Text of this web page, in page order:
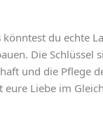
könntest du echte
Die Schlüssel
und die Pflege
eure Liebe im